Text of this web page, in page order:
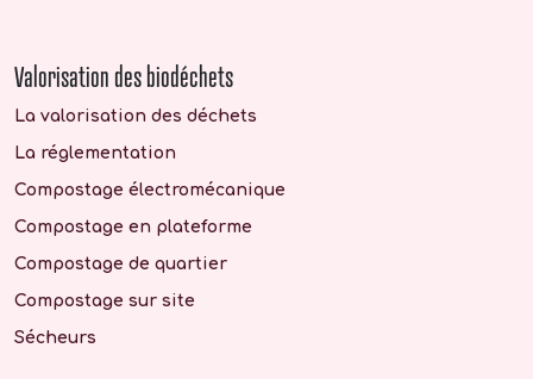
Valorisation des biodéchets
La valorisation des déchets
La réglementation
Compostage électromécanique
Compostage en plateforme
Compostage de quartier
Compostage sur site
Sécheurs